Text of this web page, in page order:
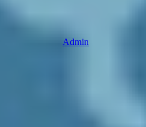
Admin